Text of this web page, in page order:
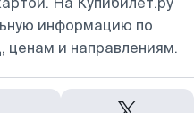
информацию по
и направлениям.